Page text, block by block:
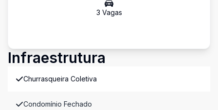
3 Vagas
Infraestrutura
Churrasqueira Coletiva
Condomínio Fechado